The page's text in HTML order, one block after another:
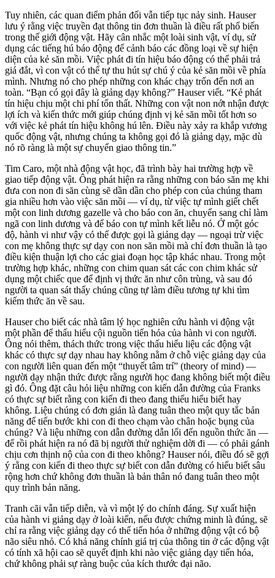
Tuy nhiên, các quan điểm phản đối vẫn tiếp tục nảy sinh. Hauser
lưu ý rằng việc truyền đạt thông tin đơn thuần là điều rất phổ biến
trong thế giới động vật. Hãy cân nhắc một loài sinh vật, ví dụ, sử
dụng các tiếng hú báo động để cảnh báo các đồng loại về sự hiện
diện của kẻ săn mồi. Việc phát đi tín hiệu báo động có thể phải trả
giá đắt, vì con vật có thể tự thu hút sự chú ý của kẻ săn mồi về phía
mình. Nhưng nó cho phép những con khác chạy trốn đến nơi an
toàn. “Bạn có gọi đây là giảng dạy không?” Hauser viết. “Kẻ phát
tín hiệu chịu một chi phí tổn thất. Những con vật non nớt nhận được
lợi ích và kiến thức mới giúp chúng định vị kẻ săn mồi tốt hơn so
với việc kẻ phát tín hiệu không hú lên. Điều này xảy ra khắp vương
quốc động vật, nhưng chúng ta không gọi đó là giảng dạy, mặc dù
nó rõ ràng là một sự chuyển giao thông tin.”
Tim Caro, một nhà động vật học, đã trình bày hai trường hợp về
giao tiếp động vật. Ông phát hiện ra rằng những con báo săn mẹ khi
đưa con non đi săn cùng sẽ dần dần cho phép con của chúng tham
gia nhiều hơn vào việc săn mồi — ví dụ, từ việc tự mình giết chết
một con linh dương gazelle và cho báo con ăn, chuyển sang chỉ làm
ngã con linh dương và để báo con tự mình kết liễu nó. Ở một góc
độ, hành vi như vậy có thể được gọi là giảng dạy — ngoại trừ việc
con mẹ không thực sự dạy con non săn mồi mà chỉ đơn thuần là tạo
điều kiện thuận lợi cho các giai đoạn học tập khác nhau. Trong một
trường hợp khác, những con chim quan sát các con chim khác sử
dụng một chiếc que để định vị thức ăn như côn trùng, và sau đó
người ta quan sát thấy chúng cũng tự làm điều tương tự khi tìm
kiếm thức ăn về sau.
Hauser cho biết các nhà tâm lý học nghiên cứu hành vi động vật
một phần để thấu hiểu cội nguồn tiến hóa của hành vi con người.
Ông nói thêm, thách thức trong việc thấu hiểu liệu các động vật
khác có thực sự dạy nhau hay không nằm ở chỗ việc giảng dạy của
con người liên quan đến một “thuyết tâm trí” (theory of mind) —
người dạy nhận thức được rằng người học đang không biết một điều
gì đó. Ông đặt câu hỏi liệu những con kiến dẫn đường của Franks
có thực sự biết rằng con kiến đi theo đang thiếu hiểu biết hay
không. Liệu chúng có đơn giản là đang tuân theo một quy tắc bản
năng để tiến bước khi con đi theo chạm vào chân hoặc bụng của
chúng? Và liệu những con dẫn đường dẫn lối đến nguồn thức ăn —
để rồi phát hiện ra nó đã bị người thử nghiệm dời đi — có phải gánh
chịu cơn thịnh nộ của con đi theo không? Hauser nói, điều đó sẽ gợi
ý rằng con kiến đi theo thực sự biết con dẫn đường có hiểu biết sâu
rộng hơn chứ không đơn thuần là bản thân nó đang tuân theo một
quy trình bản năng.
Tranh cãi vẫn tiếp diễn, và vì một lý do chính đáng. Sự xuất hiện
của hành vi giảng dạy ở loài kiến, nếu được chứng minh là đúng, sẽ
chỉ ra rằng việc giảng dạy có thể tiến hóa ở những động vật có bộ
não siêu nhỏ. Có khả năng chính giá trị của thông tin ở các động vật
có tính xã hội cao sẽ quyết định khi nào việc giảng dạy tiến hóa,
chứ không phải sự ràng buộc của kích thước đại não.